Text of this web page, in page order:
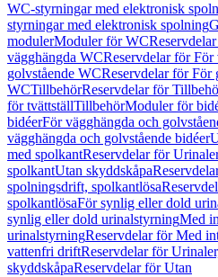
WC-styrningar med elektronisk
styrningar med elektronisk spolning
modulerModuler för WC
vägghängda WCReservdelar för För
golvstående WCReservdelar för För
WCTillbehörReservdelar för
för tvättställTillbehörModuler för
bidéerFör vägghängda och
vägghängda och golvstående bidéer
med spolkantReservdelar för
spolkantUtan skyddskåpa
spolningsdrift, spolkantlösa
spolkantlösaFör synlig eller dold
synlig eller dold urinalstyrningMed
urinalstyrningReservdelar för Med
vattenfri driftReservdelar för
skyddskåpaReservdelar för Utan